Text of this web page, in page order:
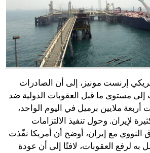
إرنست مونيز، إلى أن الصادرات
إلى مستوى ما قبل العقوبات الدولية ضد
أربعة ملايين برميل في اليوم الواحد،
لإيران. وحول تنفيذ الالتزامات
النووي مع إيران، أوضح أن أمريكا نفّذت
به لرفع العقوبات، لافتًا إلى أن عودة